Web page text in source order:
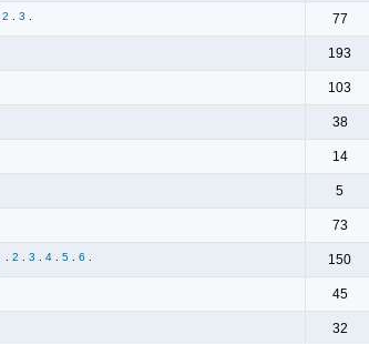
2 3 77
193
103
38
14
5
73
2 3 4 5 6 150
45
32